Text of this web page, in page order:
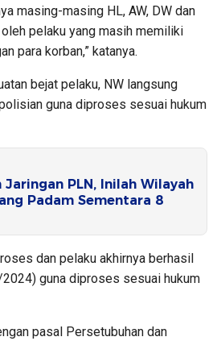
masing-masing HL, AW, DW dan
pelaku yang masih memiliki
para korban,” katanya.
bejat pelaku, NW langsung
guna diproses sesuai hukum
PLN, Inilah Wilayah
Padam Sementara 8
dan pelaku akhirnya berhasil
guna diproses sesuai hukum
pasal Persetubuhan dan